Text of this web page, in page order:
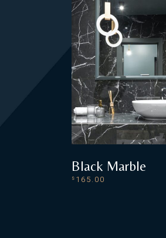
$ 165.00
Black Marble